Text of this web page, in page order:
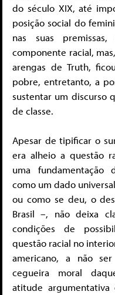
do século XIX, até
posição social do
nas suas
componente racial,
arengas de Truth,
pobre, entretanto, a
sustentar um discurso
de classe.
Apesar de tipificar o
era alheio a questão
uma fundamentação
como um dado
ou como se deu, o
Brasil –, não deixa
condições de
questão racial no
americano, a não
cegueira moral
atitude